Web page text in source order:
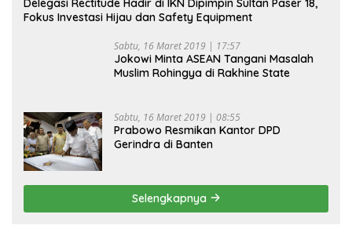
Delegasi Rectitude Hadir di IKN Dipimpin Sultan Paser 18,
Fokus Investasi Hijau dan Safety Equipment
Sabtu, 16 Maret 2019 | 17:57
Jokowi Minta ASEAN Tangani Masalah
Muslim Rohingya di Rakhine State
Sabtu, 16 Maret 2019 | 08:55
Prabowo Resmikan Kantor DPD
Gerindra di Banten
Selengkapnya